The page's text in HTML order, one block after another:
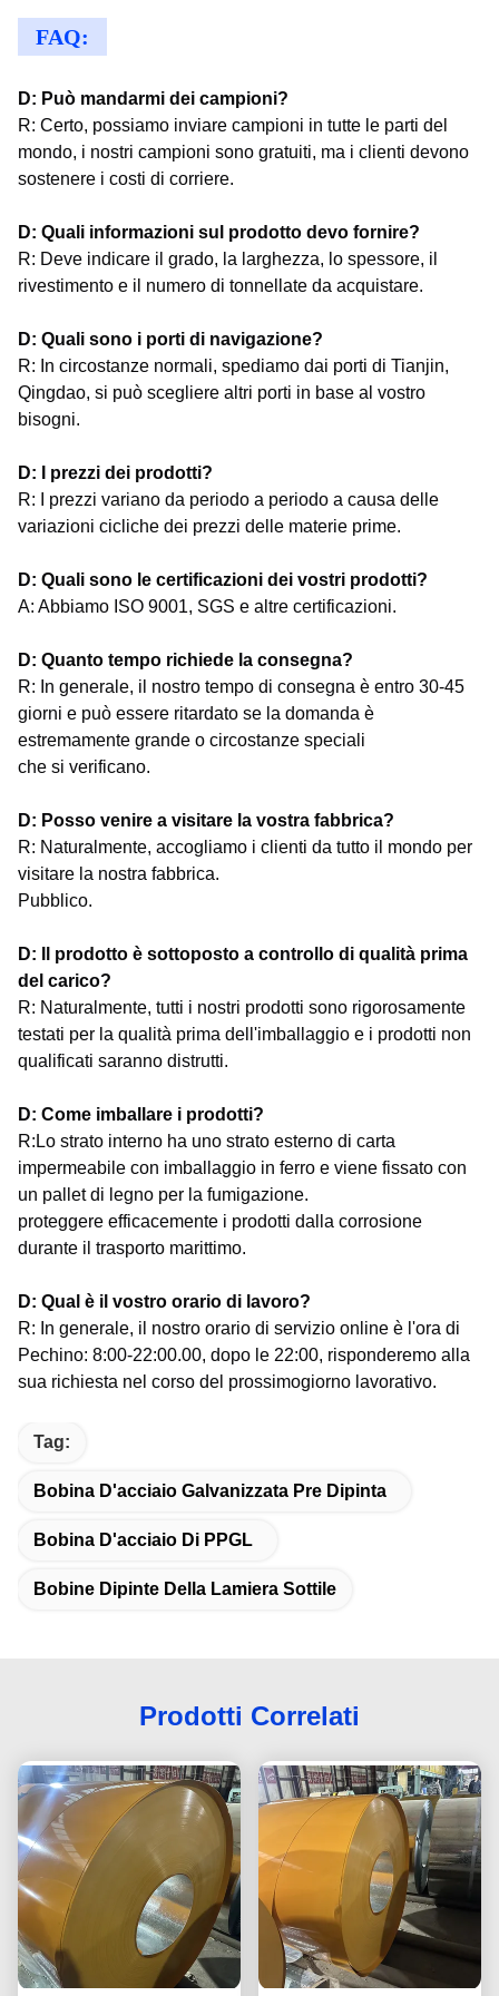
FAQ:
D: Può mandarmi dei campioni?
R: Certo, possiamo inviare campioni in tutte le parti del
mondo, i nostri campioni sono gratuiti, ma i clienti devono
sostenere i costi di corriere.
D: Quali informazioni sul prodotto devo fornire?
R: Deve indicare il grado, la larghezza, lo spessore, il
rivestimento e il numero di tonnellate da acquistare.
D: Quali sono i porti di navigazione?
R: In circostanze normali, spediamo dai porti di Tianjin,
Qingdao, si può scegliere altri porti in base al vostro
bisogni.
D: I prezzi dei prodotti?
R: I prezzi variano da periodo a periodo a causa delle
variazioni cicliche dei prezzi delle materie prime.
D: Quali sono le certificazioni dei vostri prodotti?
A: Abbiamo ISO 9001, SGS e altre certificazioni.
D: Quanto tempo richiede la consegna?
R: In generale, il nostro tempo di consegna è entro 30-45
giorni e può essere ritardato se la domanda è
estremamente grande o circostanze speciali
che si verificano.
D: Posso venire a visitare la vostra fabbrica?
R: Naturalmente, accogliamo i clienti da tutto il mondo per
visitare la nostra fabbrica.
Pubblico.
D: Il prodotto è sottoposto a controllo di qualità prima
del carico?
R: Naturalmente, tutti i nostri prodotti sono rigorosamente
testati per la qualità prima dell'imballaggio e i prodotti non
qualificati saranno distrutti.
D: Come imballare i prodotti?
R:Lo strato interno ha uno strato esterno di carta
impermeabile con imballaggio in ferro e viene fissato con
un pallet di legno per la fumigazione.
proteggere efficacemente i prodotti dalla corrosione
durante il trasporto marittimo.
D: Qual è il vostro orario di lavoro?
R: In generale, il nostro orario di servizio online è l'ora di
Pechino: 8:00-22:00.00, dopo le 22:00, risponderemo alla
sua richiesta nel corso del prossimogiorno lavorativo.
Tag:
Bobina D'acciaio Galvanizzata Pre Dipinta
Bobina D'acciaio Di PPGL
Bobine Dipinte Della Lamiera Sottile
Prodotti Correlati